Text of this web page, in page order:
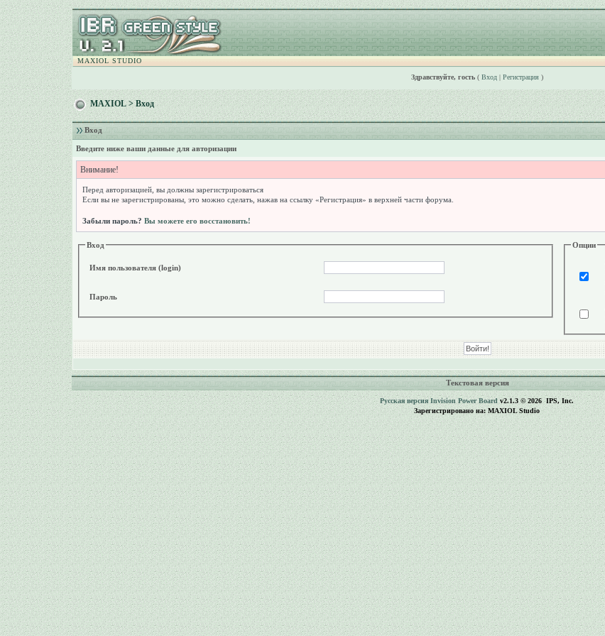
MAXIOL STUDIO
Здравствуйте, гость( Вход| Регистрация)
MAXIOL> Вход
Вход
Введите ниже ваши данные для авторизации
Внимание!
Перед авторизацией, вы должны зарегистрироваться
Если вы не зарегистрированы, это можно сделать, нажав на ссылку «Регистрация» в верхней части форума.
Забыли пароль? Вы можете его восстановить!
Вход
Имя пользователя (login)
Пароль
Опции
Текстовая версия
Русская версия Invision Power Boardv2.1.3 © 2026 IPS, Inc.
Зарегистрировано на: MAXIOL Studio